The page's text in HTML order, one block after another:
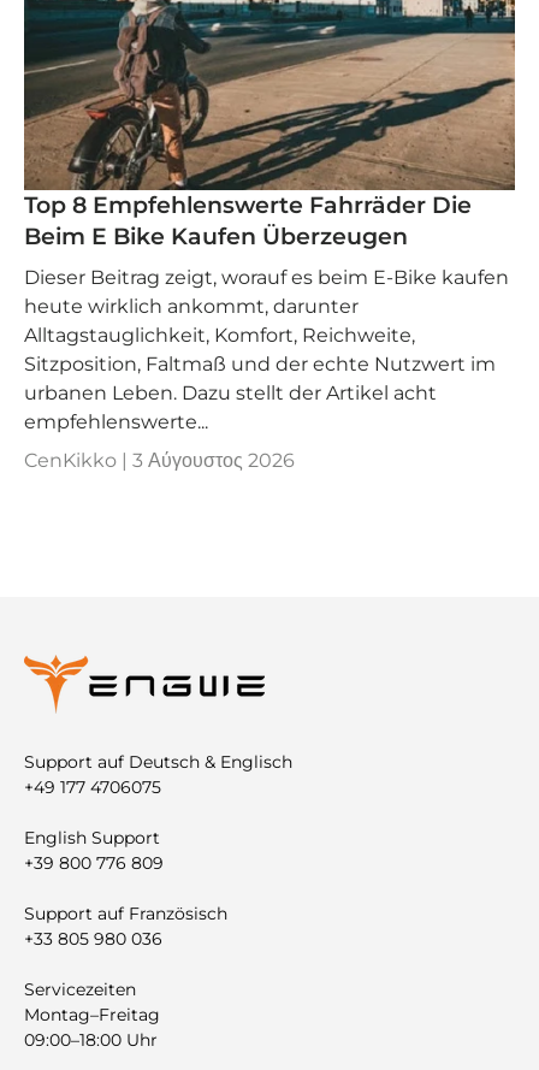
Top 8 Empfehlenswerte Fahrräder Die
Beim E Bike Kaufen Überzeugen
Dieser Beitrag zeigt, worauf es beim E-Bike kaufen
heute wirklich ankommt, darunter
Alltagstauglichkeit, Komfort, Reichweite,
Sitzposition, Faltmaß und der echte Nutzwert im
urbanen Leben. Dazu stellt der Artikel acht
empfehlenswerte...
CenKikko | 3 Αύγουστος 2026
Support auf Deutsch & Englisch
+49 177 4706075
English Support
+39 800 776 809
Support auf Französisch
+33 805 980 036
Servicezeiten
Montag–Freitag
09:00–18:00 Uhr